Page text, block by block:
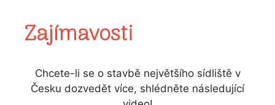
Zajímavosti
Chcete-li se o stavbě největšího sídliště v
Česku dozvedět více, shlédněte následující